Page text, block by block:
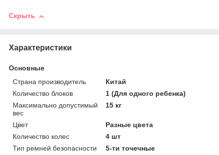
Скрыть
Характеристики
Основные
Страна производитель
Китай
Количество блоков
1 (Для одного ребенка)
Максимально допустимый
вес
15 кг
Цвет
Разные цвета
Количество колес
4 шт
Тип ремней безопасности
5-ти точечные